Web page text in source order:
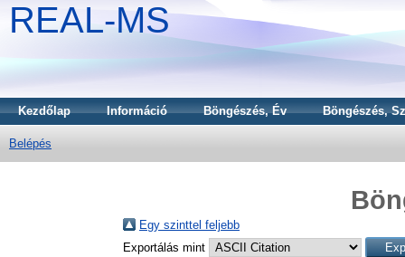
REAL-MS
Kezdőlap Információ Böngészés, Év Böngészés,
Belépés
Egy szinttel feljebb
Exportálás mint